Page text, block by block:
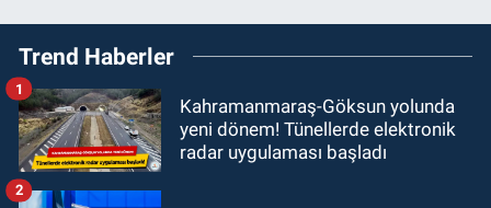
Trend Haberler
Kahramanmaraş-Göksun yolunda
yeni dönem! Tünellerde elektronik
radar uygulaması başladı
1
2